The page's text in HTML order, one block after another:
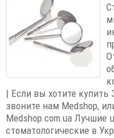
| Если вы хотите купить
звоните нам Medshop,
Medshop.com.ua Лучшие
стоматологические в